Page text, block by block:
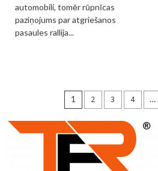
automobili, tomēr rūpnīcas
paziņojums par atgriešanos
pasaules rallija...
Ziņu
numerācija
pēc
lappusēm
1 2 3 4 …